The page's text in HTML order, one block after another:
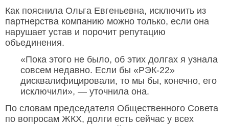
Как пояснила Ольга Евгеньевна, исключить из
партнерства компанию можно только, если она
нарушает устав и порочит репутацию
объединения.
«Пока этого не было, об этих долгах я узнала
совсем недавно. Если бы «РЭК-22»
дисквалифицировали, то мы бы, конечно, его
исключили», — уточнила она.
По словам председателя Общественного Совета
по вопросам ЖКХ, долги есть сейчас у всех